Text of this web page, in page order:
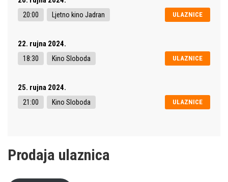
ULAZNICE
20:00 Ljetno kino Jadran
22. rujna 2024.
ULAZNICE
18:30 Kino Sloboda
25. rujna 2024.
ULAZNICE
21:00 Kino Sloboda
Prodaja ulaznica